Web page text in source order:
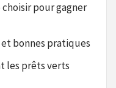
pour gagner
bonnes pratiques
les prêts verts